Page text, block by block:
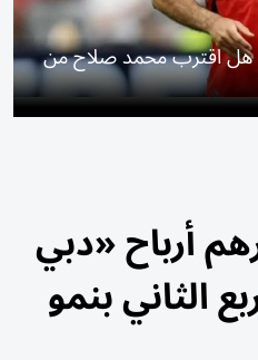
هل اقترب محمد صلاح من
درهم أرباح «دبي
الثاني بنمو